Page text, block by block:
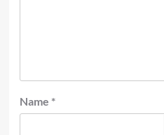
Name *